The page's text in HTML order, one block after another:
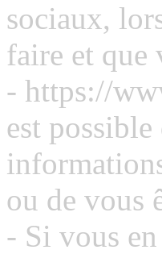
sociaux,
faire et que
- https://
est
ou de vous
- Si vous